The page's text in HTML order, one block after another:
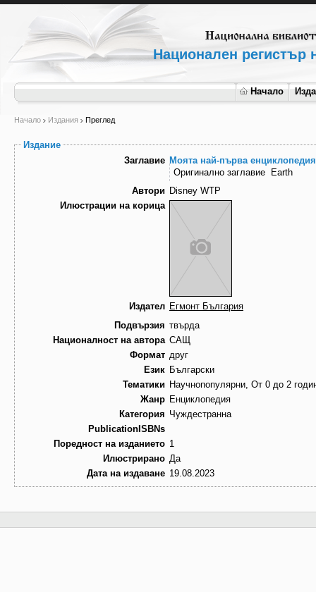
Национален регистър
Начало
Начало Издания Преглед
Издание
Заглавие Моята най-първа
Оригинално заглавие
Earth
Автори Disney WTP
Илюстрации на корица
Издател Егмонт България
Подвързия твърда
Националност на автора САЩ
Формат друг
Език Български
Тематики Научнопопулярни, От 0 до 2
Жанр Енциклопедия
Категория Чуждестранна
PublicationISBNs
Поредност на изданието 1
Илюстрирано Да
Дата на издаване 19.08.2023